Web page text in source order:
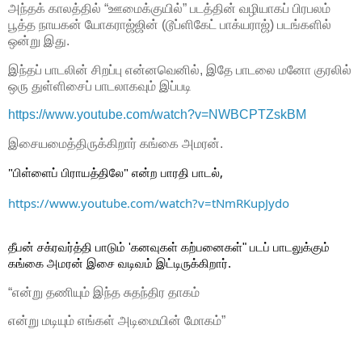
அந்தக் காலத்தில் “ஊமைக்குயில்” படத்தின் வழியாகப் பிரபலம்
பூத்த நாயகன் யோகராஜ்ஜின் (டூப்ளிகேட் பாக்யராஜ்) படங்களில்
ஒன்று இது.
இந்தப் பாடலின் சிறப்பு என்னவெனில், இதே பாடலை மனோ குரலில்
ஒரு துள்ளிசைப் பாடலாகவும் இப்படி
https://www.youtube.com/watch?v=NWBCPTZskBM
இசையமைத்திருக்கிறார் கங்கை அமரன்.
"பிள்ளைப் பிராயத்திலே" என்ற பாரதி பாடல்,
https://www.youtube.com/watch?v=tNmRKupJydo
தீபன் சக்ரவர்த்தி பாடும் 'கனவுகள் கற்பனைகள்" படப் பாடலுக்கும்
கங்கை அமரன் இசை வடிவம் இட்டிருக்கிறார்.
“என்று தணியும் இந்த சுதந்திர தாகம்
என்று மடியும் எங்கள் அடிமையின் மோகம்”